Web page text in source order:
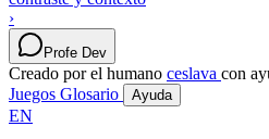
›
Profe Dev
Creado por el humano ceslava con
Juegos Glosario Ayuda
EN